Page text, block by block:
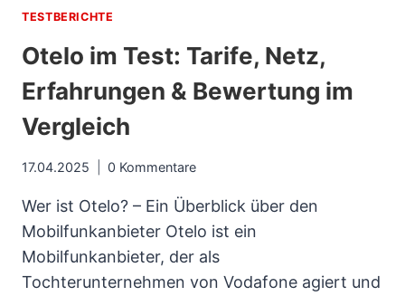
SIND
TESTBERICHTE
Otelo im Test: Tarife, Netz,
Erfahrungen & Bewertung im
Vergleich
17.04.2025 0 Kommentare
Wer ist Otelo? – Ein Überblick über den
Mobilfunkanbieter Otelo ist ein
Mobilfunkanbieter, der als
Tochterunternehmen von Vodafone agiert und